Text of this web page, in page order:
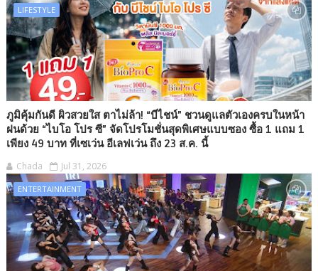
LIFESTYLE
ภูมิคุ้มกันดี ผิวสวยใส ตาไม่ล้า! “บีไชน์” ชวนดูแลตัวเองครบในหน้า
ฝนด้วย “ไบโอ โปร ซี” จัดโปรโมชั่นสุดพิเศษแบบซอง ซื้อ 1 แถม 1
เพียง 49 บาท ที่เซเว่น อีเลฟเว่น ถึง 23 ส.ค. นี้
Chada Jul 31, 2026
ENTERTAINMENT